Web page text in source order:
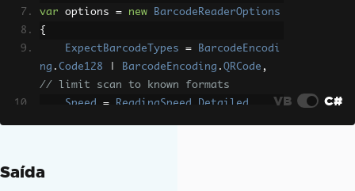
var options = new
BarcodeReaderOptions
{
ExpectBarcodeTypes
=
BarcodeEncodi
ng . Code128 BarcodeEncoding . QRCode ,
// limit scan to known formats
Speed
= ReadingSpeed Detailed
// scan the full image rather than sto
VB C#
Saída